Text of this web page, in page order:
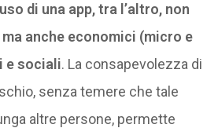
di una app, tra l’altro, non
ma anche economici (micro e
e sociali. La consapevolezza di
senza temere che tale
altre persone, permette